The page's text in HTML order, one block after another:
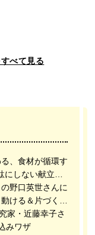
べて見る
、食材が循環す
しない献立づ
野口英世さんに
ける＆片づくキ
家・近藤幸子さ
みワザ